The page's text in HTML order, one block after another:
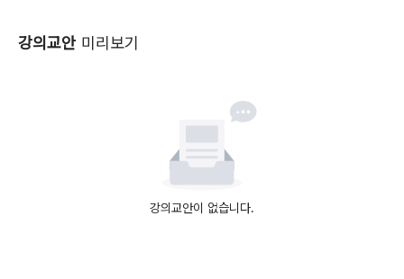
강의교안 미리보기
강의교안이 없습니다.